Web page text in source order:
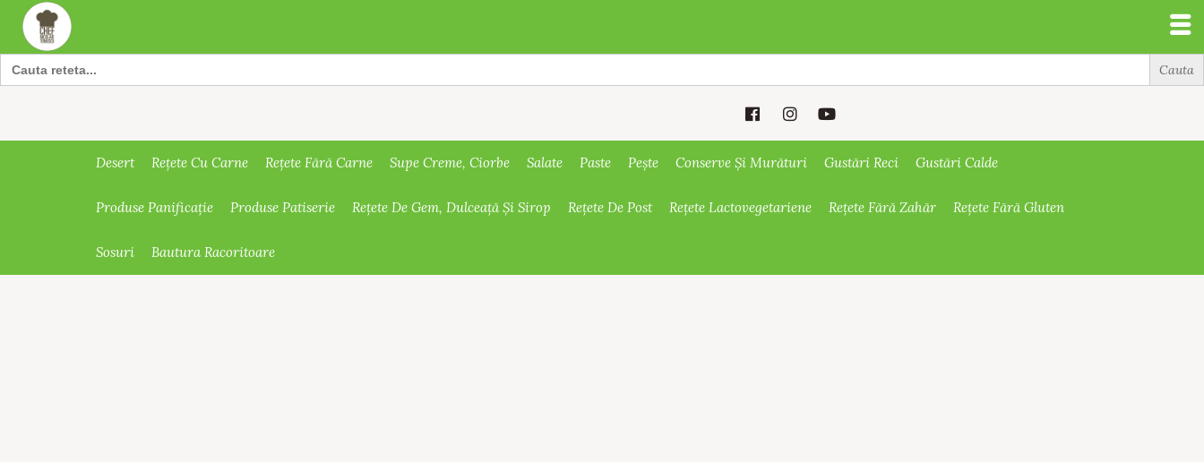
Search
for:
Desert Rețete Cu Carne Rețete Fără Carne Supe Creme, Ciorbe Salate Paste Pește Conserve Și Murături Gustări Reci Gustări Calde
Produse Panificație Produse Patiserie Rețete De Gem, Dulceață Și Sirop Rețete De Post Rețete Lactovegetariene Rețete Fără Zahăr Rețete Fără Gluten
Sosuri Bautura Racoritoare